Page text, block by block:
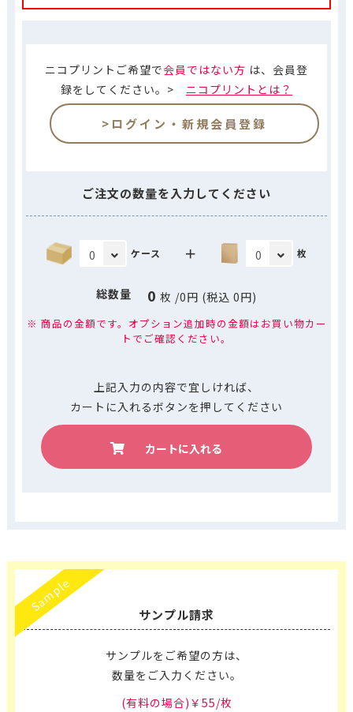
ニコプリントご希望で会員ではない方 は、会員登
録をしてください。> ニコプリントとは？
>ログイン・新規会員登録
ご注文の数量を入力してください
ケース ＋ 枚
総数量 0 枚 /0円 (税込 0円)
※ 商品の金額です。オプション追加時の金額はお買い物カー
トでご確認ください。
上記入力の内容で宜しければ、
カートに入れるボタンを押してください
カートに入れる
Sample
サンプル請求
サンプルをご希望の方は、
数量をご入力ください。
(有料の場合)￥55/枚